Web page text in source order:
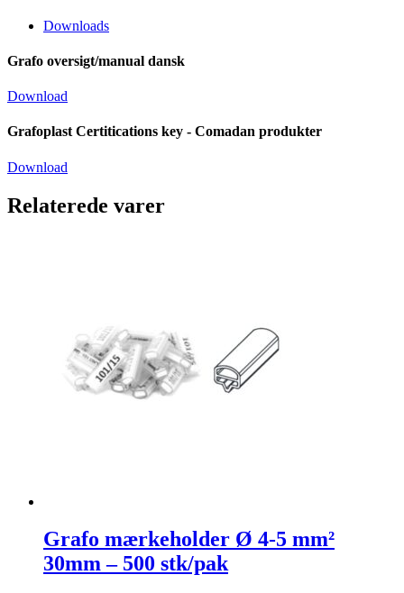
Downloads
Grafo oversigt/manual dansk
Download
Grafoplast Certitications key - Comadan produkter
Download
Relaterede varer
Grafo mærkeholder Ø 4-5 mm²
30mm – 500 stk/pak